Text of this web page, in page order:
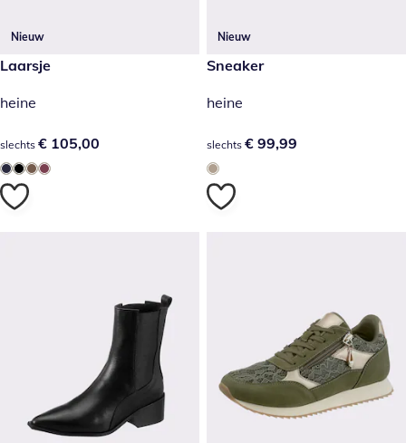
Nieuw
€ 105,00
Laarsje
heine
€ 105,00
slechts € 105,00
Nieuw
€ 99,99
Sneaker
heine
€ 99,99
slechts € 99,99